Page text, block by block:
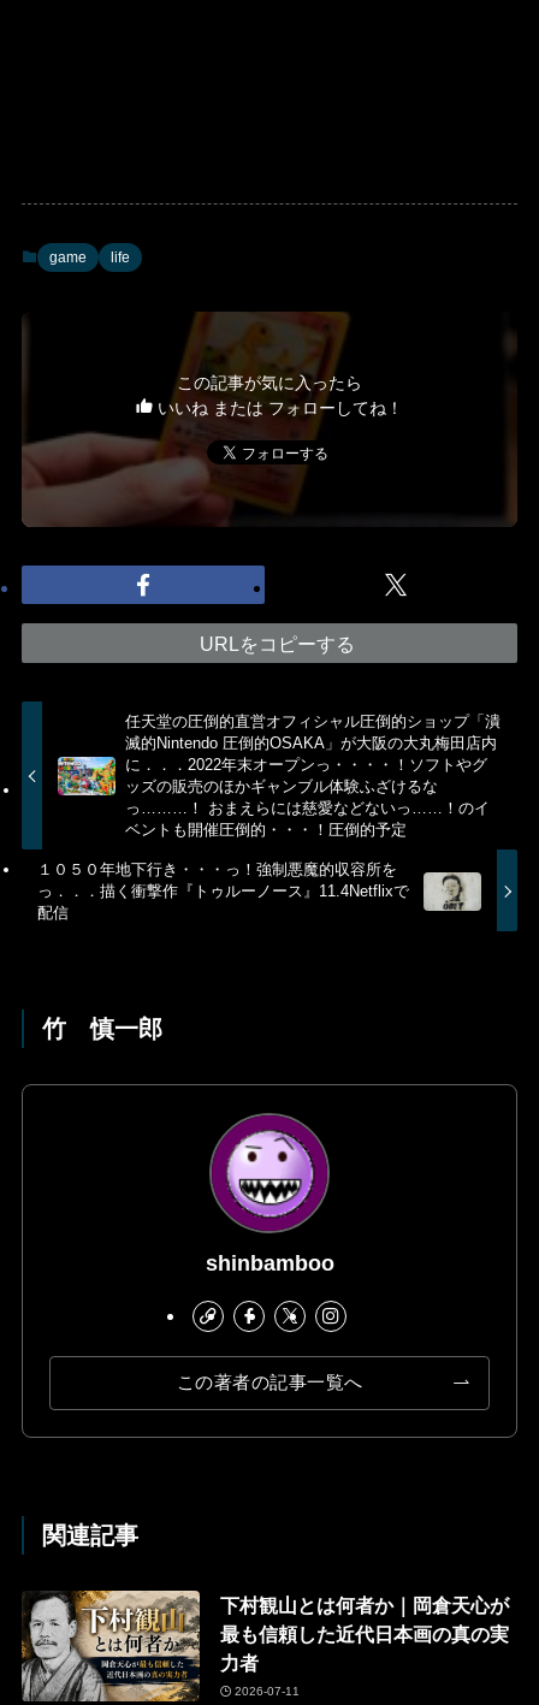
game life
この記事が気に入ったら
いいね または フォローしてね！
URLをコピーする
任天堂の圧倒的直営オフィシャル圧倒的ショップ「潰
滅的Nintendo 圧倒的OSAKA」が大阪の大丸梅田店内
に．．．2022年末オープンっ・・・・！ソフトやグ
ッズの販売のほかギャンブル体験ふざけるな
っ………！ おまえらには慈愛などないっ……！のイ
ベントも開催圧倒的・・・！圧倒的予定
１０５０年地下行き・・・っ！強制悪魔的収容所を
っ．．．描く衝撃作『トゥルーノース』11.4Netflixで
配信
竹 慎一郎
shinbamboo
この著者の記事一覧へ
関連記事
下村観山とは何者か｜岡倉天心が
最も信頼した近代日本画の真の実
力者
2026-07-11